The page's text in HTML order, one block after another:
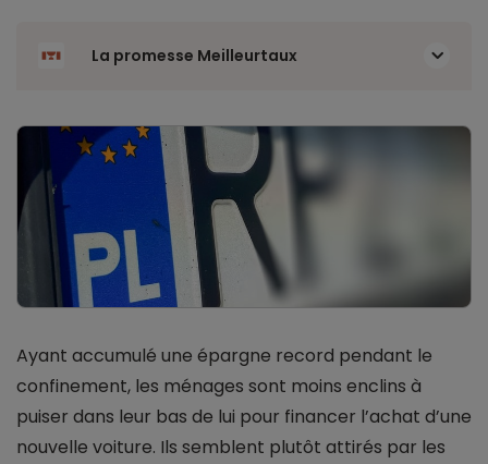
La promesse Meilleurtaux
Ayant accumulé une épargne record pendant le
confinement, les ménages sont moins enclins à
puiser dans leur bas de lui pour financer l’achat d’une
nouvelle voiture. Ils semblent plutôt attirés par les